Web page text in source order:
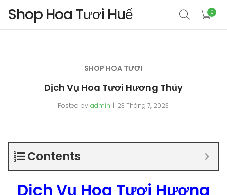
Shop Hoa Tươi Huế 0
SHOP HOA TƯƠI
Dịch Vụ Hoa Tươi Hương Thủy
Posted by admin 23 Tháng 7, 2023
Contents
Dịch Vụ Hoa Tươi Hương